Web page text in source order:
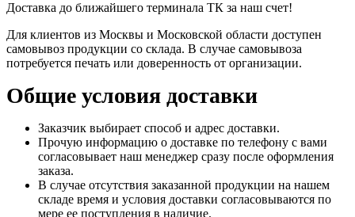
Доставка до ближайшего терминала ТК за наш счет!
Для клиентов из Москвы и Московской области доступен
самовывоз продукции со склада. В случае самовывоза
потребуется печать или доверенность от организации.
Общие условия доставки
Заказчик выбирает способ и адрес доставки.
Прочую информацию о доставке по телефону с вами
согласовывает наш менеджер сразу после оформления
заказа.
В случае отсутствия заказанной продукции на нашем
складе время и условия доставки согласовываются по
мере ее поступления в наличие.